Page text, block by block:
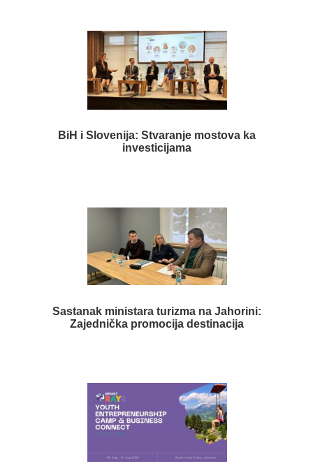
BiH i Slovenija: Stvaranje mostova ka
investicijama
Sastanak ministara turizma na Jahorini:
Zajednička promocija destinacija